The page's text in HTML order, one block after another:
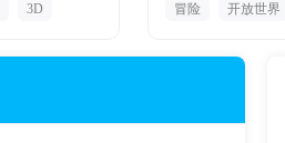
3D
冒险 开放世界